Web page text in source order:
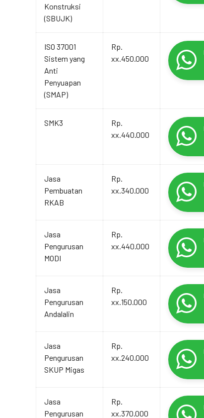
Konstruksi
(SBUJK)
ISO 37001
Sistem yang
Anti
Penyuapan
(SMAP)
Rp.
xx.450.000
SMK3
Rp.
xx.440.000
Jasa
Pembuatan
RKAB
Rp.
xx.340.000
Jasa
Pengurusan
MODI
Rp.
xx.440.000
Jasa
Pengurusan
Andalalin
Rp.
xx.150.000
Jasa
Pengurusan
SKUP Migas
Rp.
xx.240.000
Jasa
Pengurusan
Rp.
xx.370.000